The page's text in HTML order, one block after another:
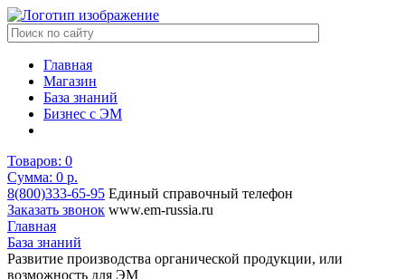
Главная
Магазин
База знаний
Бизнес с ЭМ
Товаров: 0
Сумма: 0 р.
8(800)333-65-95 Единый справочный телефон
Заказать звонок www.em-russia.ru
Главная
База знаний
Развитие производства органической продукции, или
возможность для ЭМ